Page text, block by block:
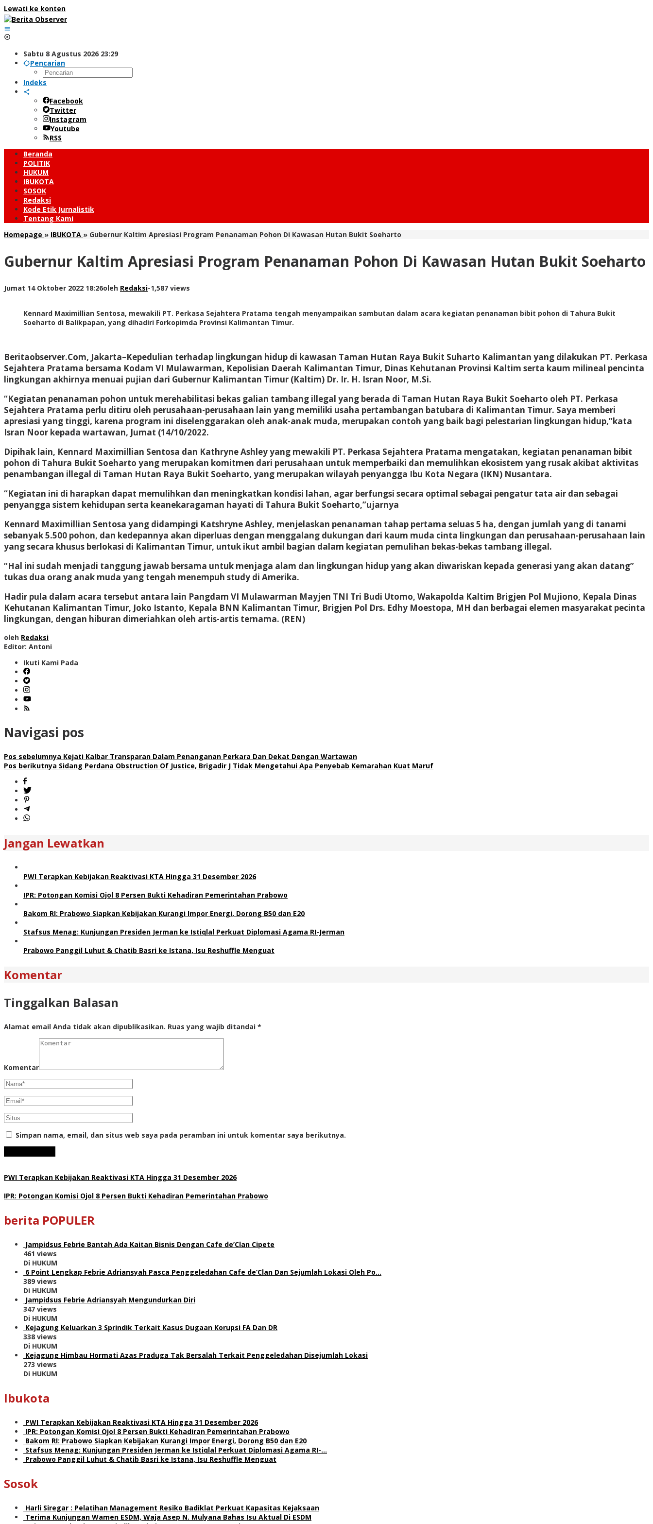
Lewati ke konten
Sabtu 8 Agustus 2026 23:29
Pencarian
Indeks
Facebook
Twitter
Instagram
Youtube
RSS
Beranda
POLITIK
HUKUM
IBUKOTA
SOSOK
Redaksi
Kode Etik Jurnalistik
Tentang Kami
Homepage » IBUKOTA » Gubernur Kaltim Apresiasi Program Penanaman Pohon Di Kawasan Hutan Bukit Soeharto
Gubernur Kaltim Apresiasi Program Penanaman Pohon Di Kawasan Hutan Bukit Soeharto
Jumat 14 Oktober 2022 18:26oleh Redaksi-1,587 views
Kennard Maximillian Sentosa, mewakili PT. Perkasa Sejahtera Pratama tengah menyampaikan sambutan dalam acara kegiatan penanaman bibit pohon di Tahura Bukit
Soeharto di Balikpapan, yang dihadiri Forkopimda Provinsi Kalimantan Timur.
Beritaobserver.Com, Jakarta–Kepedulian terhadap lingkungan hidup di kawasan Taman Hutan Raya Bukit Suharto Kalimantan yang dilakukan PT. Perkasa
Sejahtera Pratama bersama Kodam VI Mulawarman, Kepolisian Daerah Kalimantan Timur, Dinas Kehutanan Provinsi Kaltim serta kaum milineal pencinta
lingkungan akhirnya menuai pujian dari Gubernur Kalimantan Timur (Kaltim) Dr. Ir. H. Isran Noor, M.Si.
“Kegiatan penanaman pohon untuk merehabilitasi bekas galian tambang illegal yang berada di Taman Hutan Raya Bukit Soeharto oleh PT. Perkasa
Sejahtera Pratama perlu ditiru oleh perusahaan-perusahaan lain yang memiliki usaha pertambangan batubara di Kalimantan Timur. Saya memberi
apresiasi yang tinggi, karena program ini diselenggarakan oleh anak-anak muda, merupakan contoh yang baik bagi pelestarian lingkungan hidup,”kata
Isran Noor kepada wartawan, Jumat (14/10/2022.
Dipihak lain, Kennard Maximillian Sentosa dan Kathryne Ashley yang mewakili PT. Perkasa Sejahtera Pratama mengatakan, kegiatan penanaman bibit
pohon di Tahura Bukit Soeharto yang merupakan komitmen dari perusahaan untuk memperbaiki dan memulihkan ekosistem yang rusak akibat aktivitas
penambangan illegal di Taman Hutan Raya Bukit Soeharto, yang merupakan wilayah penyangga Ibu Kota Negara (IKN) Nusantara.
“Kegiatan ini di harapkan dapat memulihkan dan meningkatkan kondisi lahan, agar berfungsi secara optimal sebagai pengatur tata air dan sebagai
penyangga sistem kehidupan serta keanekaragaman hayati di Tahura Bukit Soeharto,”ujarnya
Kennard Maximillian Sentosa yang didampingi Katshryne Ashley, menjelaskan penanaman tahap pertama seluas 5 ha, dengan jumlah yang di tanami
sebanyak 5.500 pohon, dan kedepannya akan diperluas dengan menggalang dukungan dari kaum muda cinta lingkungan dan perusahaan-perusahaan lain
yang secara khusus berlokasi di Kalimantan Timur, untuk ikut ambil bagian dalam kegiatan pemulihan bekas-bekas tambang illegal.
“Hal ini sudah menjadi tanggung jawab bersama untuk menjaga alam dan lingkungan hidup yang akan diwariskan kepada generasi yang akan datang”
tukas dua orang anak muda yang tengah menempuh study di Amerika.
Hadir pula dalam acara tersebut antara lain Pangdam VI Mulawarman Mayjen TNI Tri Budi Utomo, Wakapolda Kaltim Brigjen Pol Mujiono, Kepala Dinas
Kehutanan Kalimantan Timur, Joko Istanto, Kepala BNN Kalimantan Timur, Brigjen Pol Drs. Edhy Moestopa, MH dan berbagai elemen masyarakat pecinta
lingkungan, dengan hiburan dimeriahkan oleh artis-artis ternama. (REN)
oleh Redaksi
Editor: Antoni
Ikuti Kami Pada
Navigasi pos
Pos sebelumnya Kejati Kalbar Transparan Dalam Penanganan Perkara Dan Dekat Dengan Wartawan
Pos berikutnya Sidang Perdana Obstruction Of Justice, Brigadir J Tidak Mengetahui Apa Penyebab Kemarahan Kuat Maruf
Jangan Lewatkan
PWI Terapkan Kebijakan Reaktivasi KTA Hingga 31 Desember 2026
IPR: Potongan Komisi Ojol 8 Persen Bukti Kehadiran Pemerintahan Prabowo
Bakom RI: Prabowo Siapkan Kebijakan Kurangi Impor Energi, Dorong B50 dan E20
Stafsus Menag: Kunjungan Presiden Jerman ke Istiqlal Perkuat Diplomasi Agama RI-Jerman
Prabowo Panggil Luhut & Chatib Basri ke Istana, Isu Reshuffle Menguat
Komentar
Tinggalkan Balasan
Alamat email Anda tidak akan dipublikasikan. Ruas yang wajib ditandai *
Komentar
Simpan nama, email, dan situs web saya pada peramban ini untuk komentar saya berikutnya.
PWI Terapkan Kebijakan Reaktivasi KTA Hingga 31 Desember 2026
IPR: Potongan Komisi Ojol 8 Persen Bukti Kehadiran Pemerintahan Prabowo
berita POPULER
Jampidsus Febrie Bantah Ada Kaitan Bisnis Dengan Cafe de’Clan Cipete
461 views
Di HUKUM
6 Point Lengkap Febrie Adriansyah Pasca Penggeledahan Cafe de’Clan Dan Sejumlah Lokasi Oleh Po…
389 views
Di HUKUM
Jampidsus Febrie Adriansyah Mengundurkan Diri
347 views
Di HUKUM
Kejagung Keluarkan 3 Sprindik Terkait Kasus Dugaan Korupsi FA Dan DR
338 views
Di HUKUM
Kejagung Himbau Hormati Azas Praduga Tak Bersalah Terkait Penggeledahan Disejumlah Lokasi
273 views
Di HUKUM
Ibukota
PWI Terapkan Kebijakan Reaktivasi KTA Hingga 31 Desember 2026
IPR: Potongan Komisi Ojol 8 Persen Bukti Kehadiran Pemerintahan Prabowo
Bakom RI: Prabowo Siapkan Kebijakan Kurangi Impor Energi, Dorong B50 dan E20
Stafsus Menag: Kunjungan Presiden Jerman ke Istiqlal Perkuat Diplomasi Agama RI-…
Prabowo Panggil Luhut & Chatib Basri ke Istana, Isu Reshuffle Menguat
Sosok
Harli Siregar : Pelatihan Management Resiko Badiklat Perkuat Kapasitas Kejaksaan
Terima Kunjungan Wamen ESDM, Waja Asep N. Mulyana Bahas Isu Aktual Di ESDM